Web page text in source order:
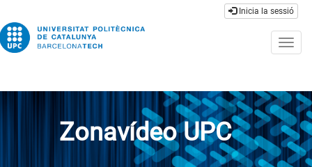
Inicia la sessió
Zonavídeo UPC